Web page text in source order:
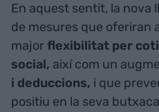
En aquest sentit, la nova
de mesures que oferiran
majorflexibilitat per
social, així com un
i deduccions, i que
positiu en la seva